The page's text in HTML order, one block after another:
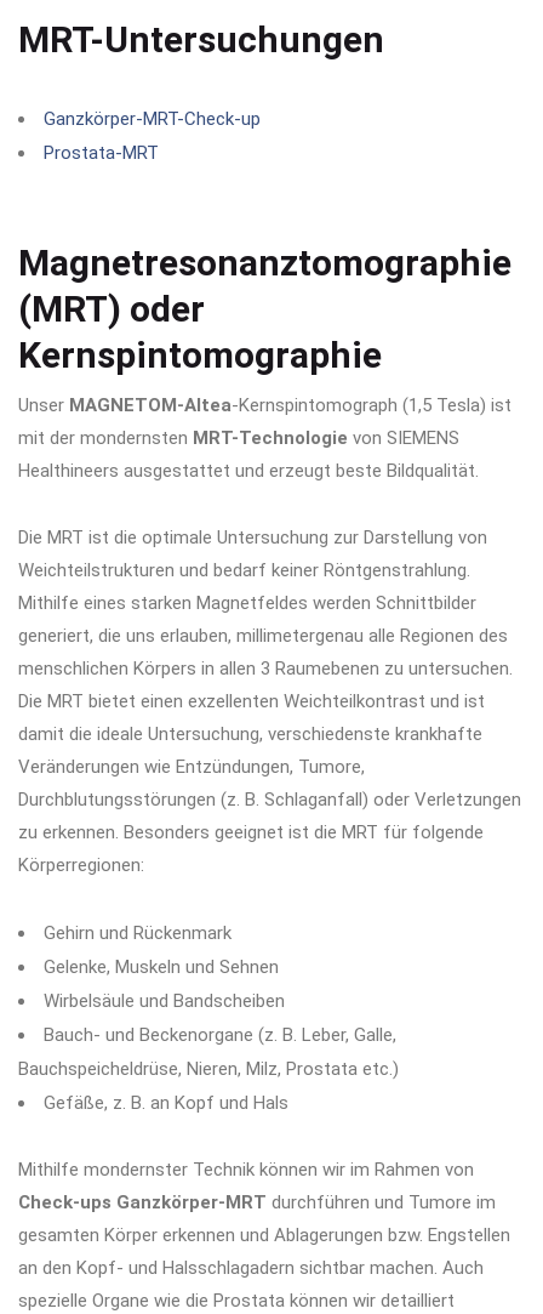
MRT-Untersuchungen
Ganzkörper-MRT-Check-up
Prostata-MRT
Magnetresonanztomographie
(MRT) oder
Kernspintomographie
Unser MAGNETOM-Altea-Kernspintomograph (1,5 Tesla) ist
mit der mondernsten MRT-Technologie von SIEMENS
Healthineers ausgestattet und erzeugt beste Bildqualität.
Die MRT ist die optimale Untersuchung zur Darstellung von
Weichteilstrukturen und bedarf keiner Röntgenstrahlung.
Mithilfe eines starken Magnetfeldes werden Schnittbilder
generiert, die uns erlauben, millimetergenau alle Regionen des
menschlichen Körpers in allen 3 Raumebenen zu untersuchen.
Die MRT bietet einen exzellenten Weichteilkontrast und ist
damit die ideale Untersuchung, verschiedenste krankhafte
Veränderungen wie Entzündungen, Tumore,
Durchblutungsstörungen (z. B. Schlaganfall) oder Verletzungen
zu erkennen. Besonders geeignet ist die MRT für folgende
Körperregionen:
Gehirn und Rückenmark
Gelenke, Muskeln und Sehnen
Wirbelsäule und Bandscheiben
Bauch- und Beckenorgane (z. B. Leber, Galle,
Bauchspeicheldrüse, Nieren, Milz, Prostata etc.)
Gefäße, z. B. an Kopf und Hals
Mithilfe mondernster Technik können wir im Rahmen von
Check-ups Ganzkörper-MRT durchführen und Tumore im
gesamten Körper erkennen und Ablagerungen bzw. Engstellen
an den Kopf- und Halsschlagadern sichtbar machen. Auch
spezielle Organe wie die Prostata können wir detailliert